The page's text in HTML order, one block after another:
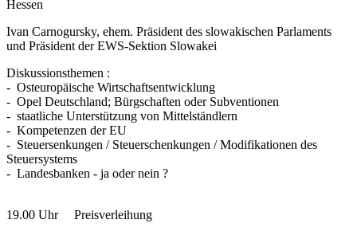
Hessen
Ivan Carnogursky, ehem. Präsident des slowakischen Parlaments
und Präsident der EWS-Sektion Slowakei
Diskussionsthemen :
- Osteuropäische Wirtschaftsentwicklung
- Opel Deutschland; Bürgschaften oder Subventionen
- staatliche Unterstützung von Mittelständlern
- Kompetenzen der EU
- Steuersenkungen / Steuerschenkungen / Modifikationen des
Steuersystems
- Landesbanken - ja oder nein ?
19.00 Uhr Preisverleihung